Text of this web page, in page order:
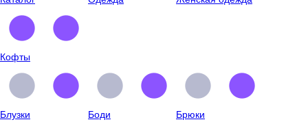
Кофты
Блузки Боди Брюки